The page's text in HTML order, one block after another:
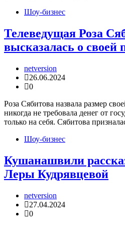
Шоу-бизнес
Телеведущая Роза
высказалась о своей
netversion
26.06.2024
0
Роза Сябитова назвала размер
никогда не требовала денег от
только на себя. Сябитова
Шоу-бизнес
Кушанашвили
Леры Кудрявцевой
netversion
27.04.2024
0